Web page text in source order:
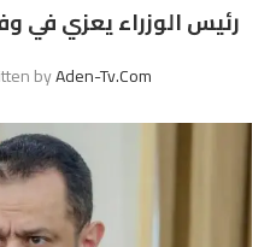
رئيس الوزراء يعزي في
byAden-Tv.com